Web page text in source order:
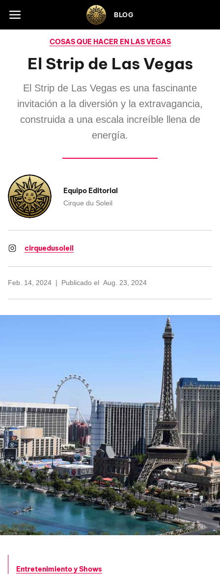
Skip to footer BLOG
COSAS QUE HACER EN LAS VEGAS
El Strip de Las Vegas
El Strip de Las Vegas es una fascinante
invitación a la diversión y la extravagancia,
construida a una escala increíble llena de
energía.
Equipo Editorial
Cirque du Soleil
cirquedusoleil
Feb. 14, 2024 Publicado el Aug. 23, 2024
Entretenimiento y Shows